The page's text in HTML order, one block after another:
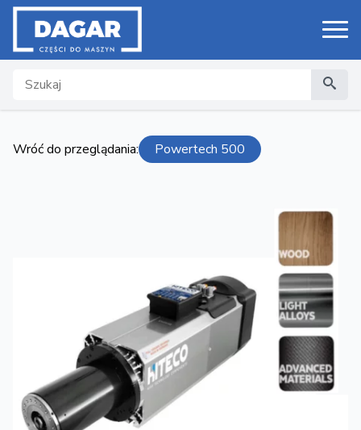
Search
Wróć do przeglądania: Powertech 500